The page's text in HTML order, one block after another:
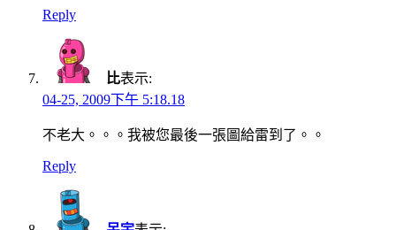
Reply
比表示:
04-25, 2009下午 5:18.18
不老大。。。我被您最後一張圖給雷到了。。
Reply